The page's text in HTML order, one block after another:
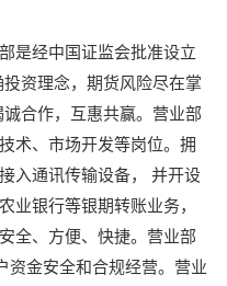
是经中国证监会批准设立
资理念，期货风险尽在掌
合作，互惠共赢。营业部
术、市场开发等岗位。拥
入通讯传输设备， 并开设
业银行等银期转账业务，
全、方便、快捷。营业部
资金安全和合规经营。营业